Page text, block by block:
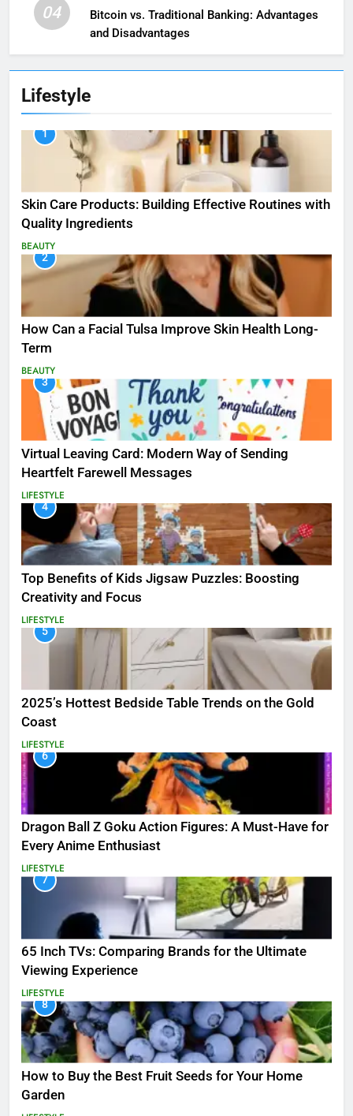
04
Bitcoin vs. Traditional Banking: Advantages
and Disadvantages
Lifestyle
1
Skin Care Products: Building Effective Routines with
Quality Ingredients
BEAUTY
2
How Can a Facial Tulsa Improve Skin Health Long-
Term
BEAUTY
3
Virtual Leaving Card: Modern Way of Sending
Heartfelt Farewell Messages
LIFESTYLE
4
Top Benefits of Kids Jigsaw Puzzles: Boosting
Creativity and Focus
LIFESTYLE
5
2025’s Hottest Bedside Table Trends on the Gold
Coast
LIFESTYLE
6
Dragon Ball Z Goku Action Figures: A Must-Have for
Every Anime Enthusiast
LIFESTYLE
7
65 Inch TVs: Comparing Brands for the Ultimate
Viewing Experience
LIFESTYLE
8
How to Buy the Best Fruit Seeds for Your Home
Garden